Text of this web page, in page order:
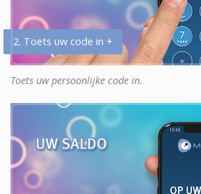
2. Toets uw code in +
Toets uw persoonlijke code in.